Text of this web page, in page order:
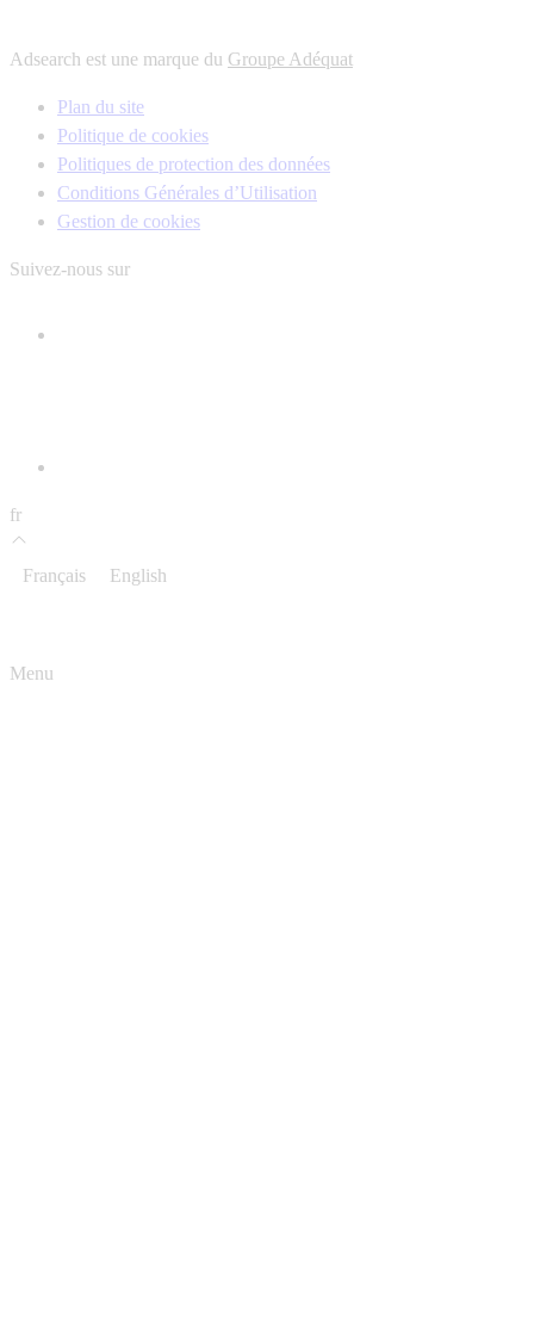
fr
Français English
Menu
Adsearch est une marque du Groupe Adéquat
Plan du site
Politique de cookies
Politiques de protection des données
Conditions Générales d’Utilisation
Gestion de cookies
Suivez-nous sur